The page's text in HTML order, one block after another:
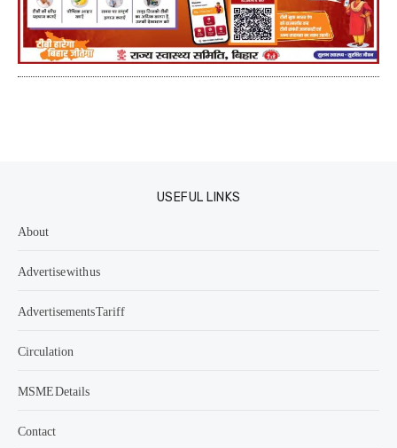
USEFUL LINKS
About
Advertise with us
Advertisements Tariff
Circulation
MSME Details
Contact